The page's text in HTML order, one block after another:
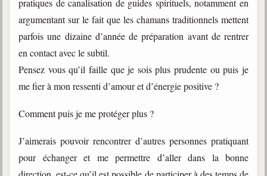
pratiques de canalisation de guides spirituels, notamment en
argumentant sur le fait que les chamans traditionnels mettent
parfois une dizaine d’année de préparation avant de rentrer
en contact avec le subtil.
Pensez vous qu’il faille que je sois plus prudente ou puis je
me fier à mon ressenti d’amour et d’énergie positive ?
Comment puis je me protéger plus ?
J’aimerais pouvoir rencontrer d’autres personnes pratiquant
pour échanger et me permettre d’aller dans la bonne